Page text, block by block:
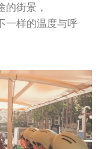
的街景，
一样的温度与呼